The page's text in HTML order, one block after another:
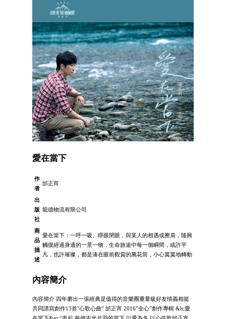
愛在當下
作
者
邰正宵
出
版
社
龍德物流有限公司
商
品
描
述
愛在當下：一呼一吸、睜眼閉眼，與某人的相遇或擦肩，隨興
觸摸經過身邊的一景一物，生命旅途中每一個瞬間，或許平
凡，也許璀璨，都是湊在眼前觀賞的萬花筒，小心翼翼地轉動
內容簡介
內容簡介 四年磨出一張經典是值得的音樂圈重量級好友情義相挺
共同譜寫創作13首"心歌心曲” 邰正宵 2016”全心”創作專輯 &lt;愛